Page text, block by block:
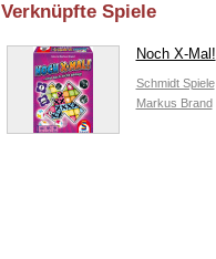
Verknüpfte Spiele
Noch X-Mal!
Schmidt Spiele
Markus Brand